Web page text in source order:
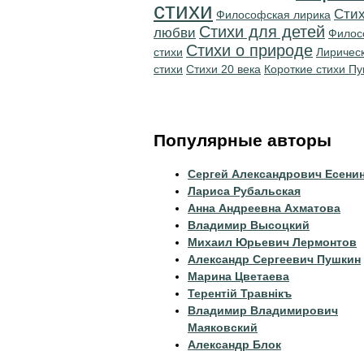
стихи Философская лирика
любви Стихи для детей
стихи Стихи о природе
стихи Стихи 20 века Короткие стихи
Популярные авторы
Сергей Александрович
Лариса Рубальская
Анна Андреевна Ахматова
Владимир Высоцкий
Михаил Юрьевич Лермонтов
Александр Сергеевич Пушкин
Марина Цветаева
Терентiй Травнiкъ
Владимир Владимирович
Маяковский
Александр Блок